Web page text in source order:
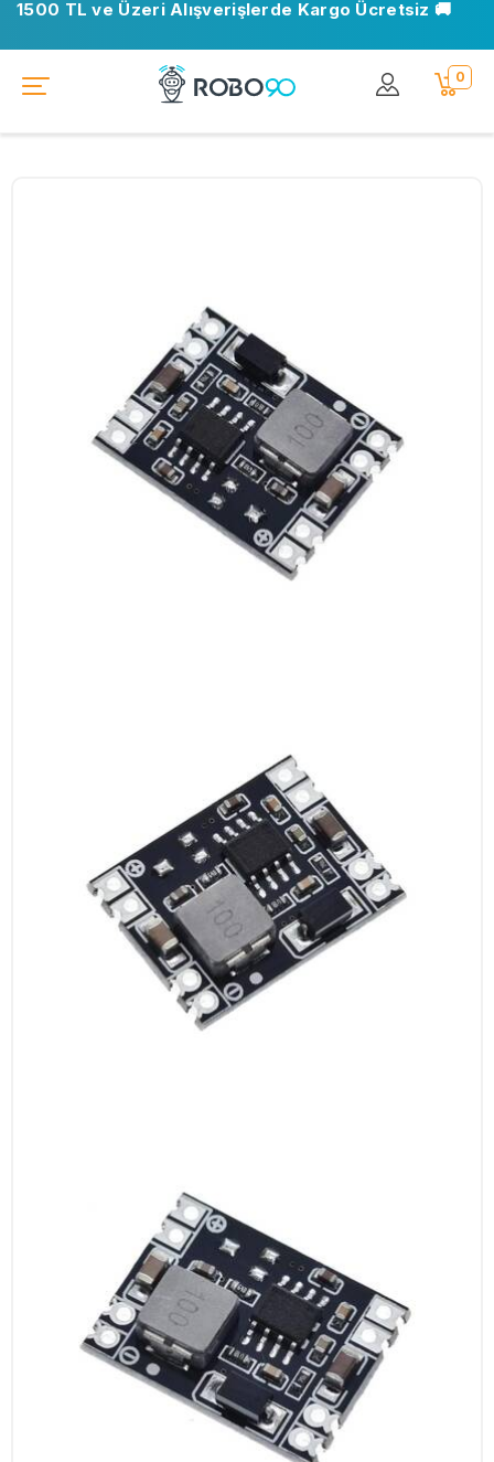
1500 TL ve Üzeri Alışverişlerde Kargo Ücretsiz 🚚
📍 Ofisimiz taşındı. Yeni adresimiz: Ostim OSB, Turan
0